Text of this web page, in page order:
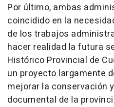
Por último, ambas
coincidido en la
de los trabajos
hacer realidad la futura
Histórico Provincial de
un proyecto largamente
mejorar la conservación
documental de la